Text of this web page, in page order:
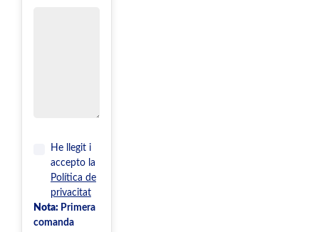
He llegit i
accepto la
Política de
privacitat
Nota: Primera
comanda